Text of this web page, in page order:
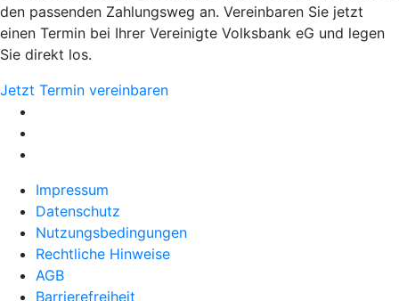
den passenden Zahlungsweg an. Vereinbaren Sie jetzt
einen Termin bei Ihrer Vereinigte Volksbank eG und legen
Sie direkt los.
Jetzt Termin vereinbaren
Impressum
Datenschutz
Nutzungsbedingungen
Rechtliche Hinweise
AGB
Barrierefreiheit